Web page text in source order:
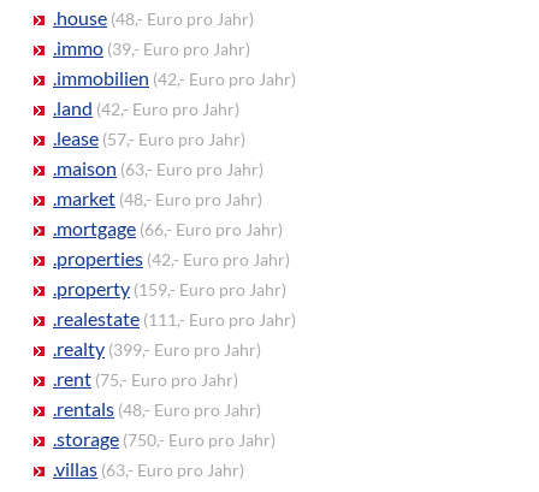
.house (48,- Euro pro Jahr)
.immo (39,- Euro pro Jahr)
.immobilien (42,- Euro pro Jahr)
.land (42,- Euro pro Jahr)
.lease (57,- Euro pro Jahr)
.maison (63,- Euro pro Jahr)
.market (48,- Euro pro Jahr)
.mortgage (66,- Euro pro Jahr)
.properties (42,- Euro pro Jahr)
.property (159,- Euro pro Jahr)
.realestate (111,- Euro pro Jahr)
.realty (399,- Euro pro Jahr)
.rent (75,- Euro pro Jahr)
.rentals (48,- Euro pro Jahr)
.storage (750,- Euro pro Jahr)
.villas (63,- Euro pro Jahr)